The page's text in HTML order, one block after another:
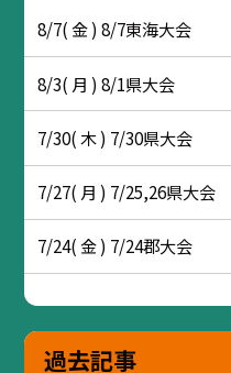
8/7( 金 ) 8/7東海大会
8/3( 月 ) 8/1県大会
7/30( 木 ) 7/30県大会
7/27( 月 ) 7/25,26県大会
7/24( 金 ) 7/24郡大会
過去記事